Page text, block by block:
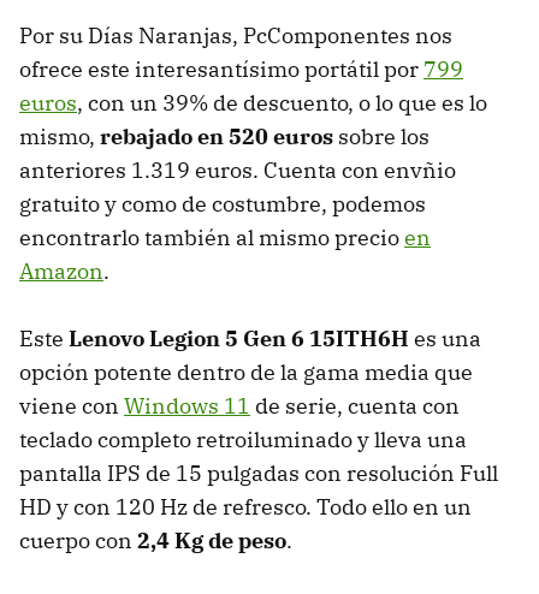
Por su Días Naranjas, PcComponentes nos
ofrece este interesantísimo portátil por 799
euros, con un 39% de descuento, o lo que es lo
mismo, rebajado en 520 euros sobre los
anteriores 1.319 euros. Cuenta con envñio
gratuito y como de costumbre, podemos
encontrarlo también al mismo precioen
Amazon.
Este Lenovo Legion 5 Gen 6 15ITH6H es una
opción potente dentro de la gama media que
viene con Windows 11 de serie, cuenta con
teclado completo retroiluminado y lleva una
pantalla IPS de 15 pulgadas con resolución Full
HD y con 120 Hz de refresco. Todo ello en un
cuerpo con 2,4 Kg de peso.